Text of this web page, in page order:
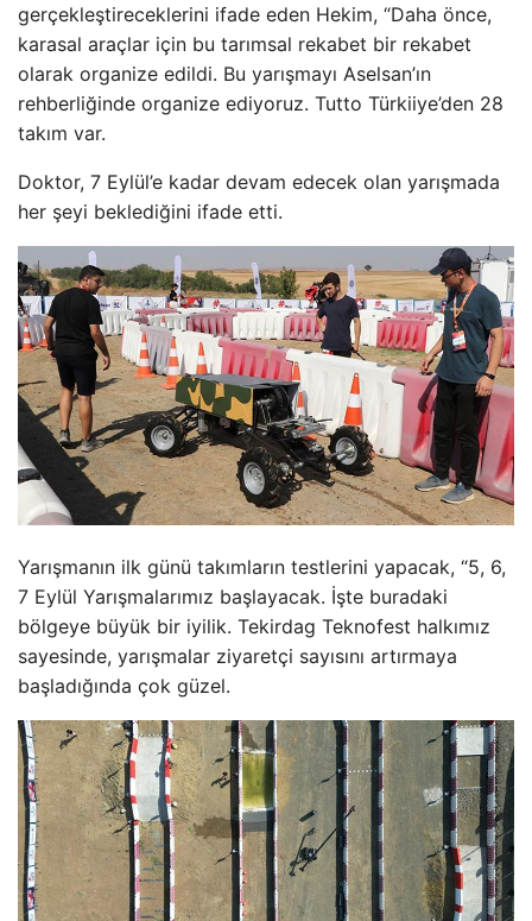
gerçekleştireceklerini ifade eden Hekim, “Daha önce,
karasal araçlar için bu tarımsal rekabet bir rekabet
olarak organize edildi. Bu yarışmayı Aselsan’ın
rehberliğinde organize ediyoruz. Tutto Türkiiye’den 28
takım var.
Doktor, 7 Eylül’e kadar devam edecek olan yarışmada
her şeyi beklediğini ifade etti.
Yarışmanın ilk günü takımların testlerini yapacak, “5, 6,
7 Eylül Yarışmalarımız başlayacak. İşte buradaki
bölgeye büyük bir iyilik. Tekirdag Teknofest halkımız
sayesinde, yarışmalar ziyaretçi sayısını artırmaya
başladığında çok güzel.